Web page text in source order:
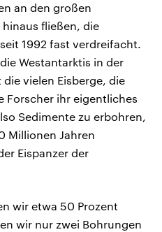
an den großen
fließen, die
1992 fast verdreifacht.
Westantarktis in der
vielen Eisberge, die
Forscher ihr eigentliches
Sedimente zu erbohren,
Millionen Jahren
Eispanzer der
wir etwa 50 Prozent
wir nur zwei Bohrungen